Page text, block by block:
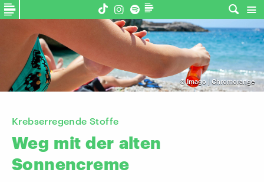
©Imago | Chromorange
Krebserregende Stoffe
Weg mit der alten
Sonnencreme